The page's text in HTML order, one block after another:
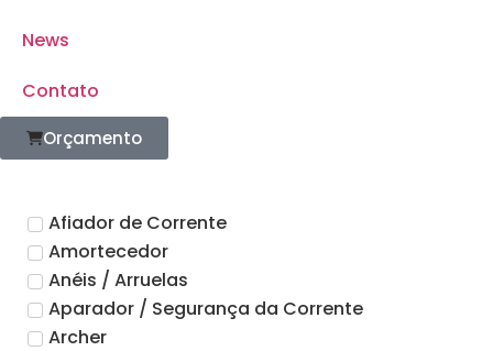
News
Contato
Orçamento
Afiador de Corrente
Amortecedor
Anéis / Arruelas
Aparador / Segurança da Corrente
Archer